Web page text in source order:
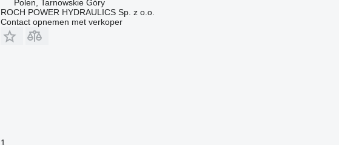
Polen, Tarnowskie Góry
ROCH POWER HYDRAULICS Sp. z o.o.
Contact opnemen met verkoper
1